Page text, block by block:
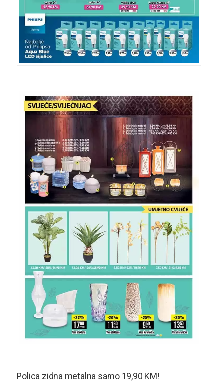
Polica zidna metalna samo 19,90 KM!